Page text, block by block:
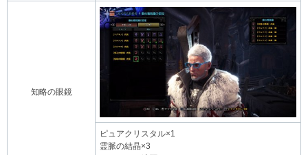
知略の眼鏡
ピュアクリスタル×1
霊脈の結晶×3